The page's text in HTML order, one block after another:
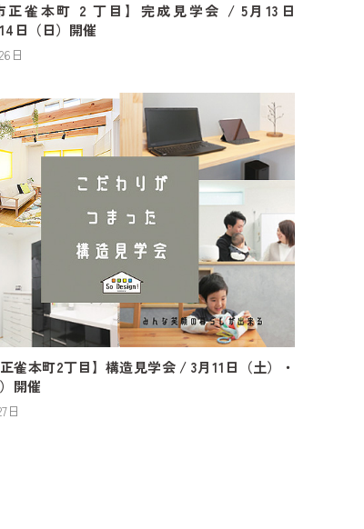
正雀本町 2 丁目】完成見学会 / 5月13日
14日（日）開催
日
正雀本町2丁目】構造見学会 / 3月11日（土）・
開催
日